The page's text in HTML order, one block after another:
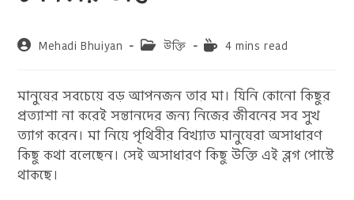
PostMehadi Bhuiyan
Postউক্তি
Reading4 mins read
মানুষের সবচেয়ে বড় আপনজন তার মা। যিনি কোনো কিছুর
প্রত্যাশা না করেই সন্তানদের জন্য নিজের জীবনের সব সুখ
ত্যাগ করেন। মা নিয়ে পৃথিবীর বিখ্যাত মানুষেরা অসাধারণ
কিছু কথা বলেছেন। সেই অসাধারণ কিছু উক্তি এই ব্লগ পোস্টে
থাকছে।